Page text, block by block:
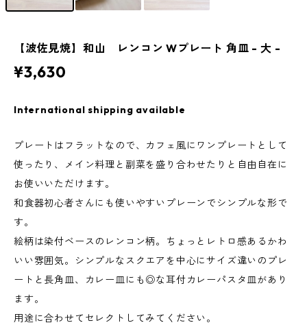
【波佐見焼】和山 レンコン Wプレート 角皿 - 大 -
¥3,630
International shipping available
プレートはフラットなので、カフェ風にワンプレートとして
使ったり、メイン料理と副菜を盛り合わせたりと自由自在に
お使いいただけます。
和食器初心者さんにも使いやすいプレーンでシンプルな形で
す。
絵柄は染付ベースのレンコン柄。ちょっとレトロ感あるかわ
いい雰囲気。シンプルなスクエアを中心にサイズ違いのプレ
ートと長角皿、カレー皿にも◎な耳付カレーパスタ皿があり
ます。
用途に合わせてセレクトしてみてください。